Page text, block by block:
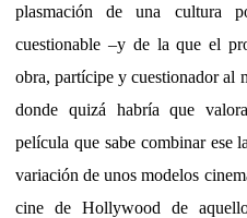
plasmación de una cultura
cuestionable –y de la que el
obra, partícipe y cuestionador al
donde quizá habría que
película que sabe combinar ese
variación de unos modelos
cine de Hollywood de